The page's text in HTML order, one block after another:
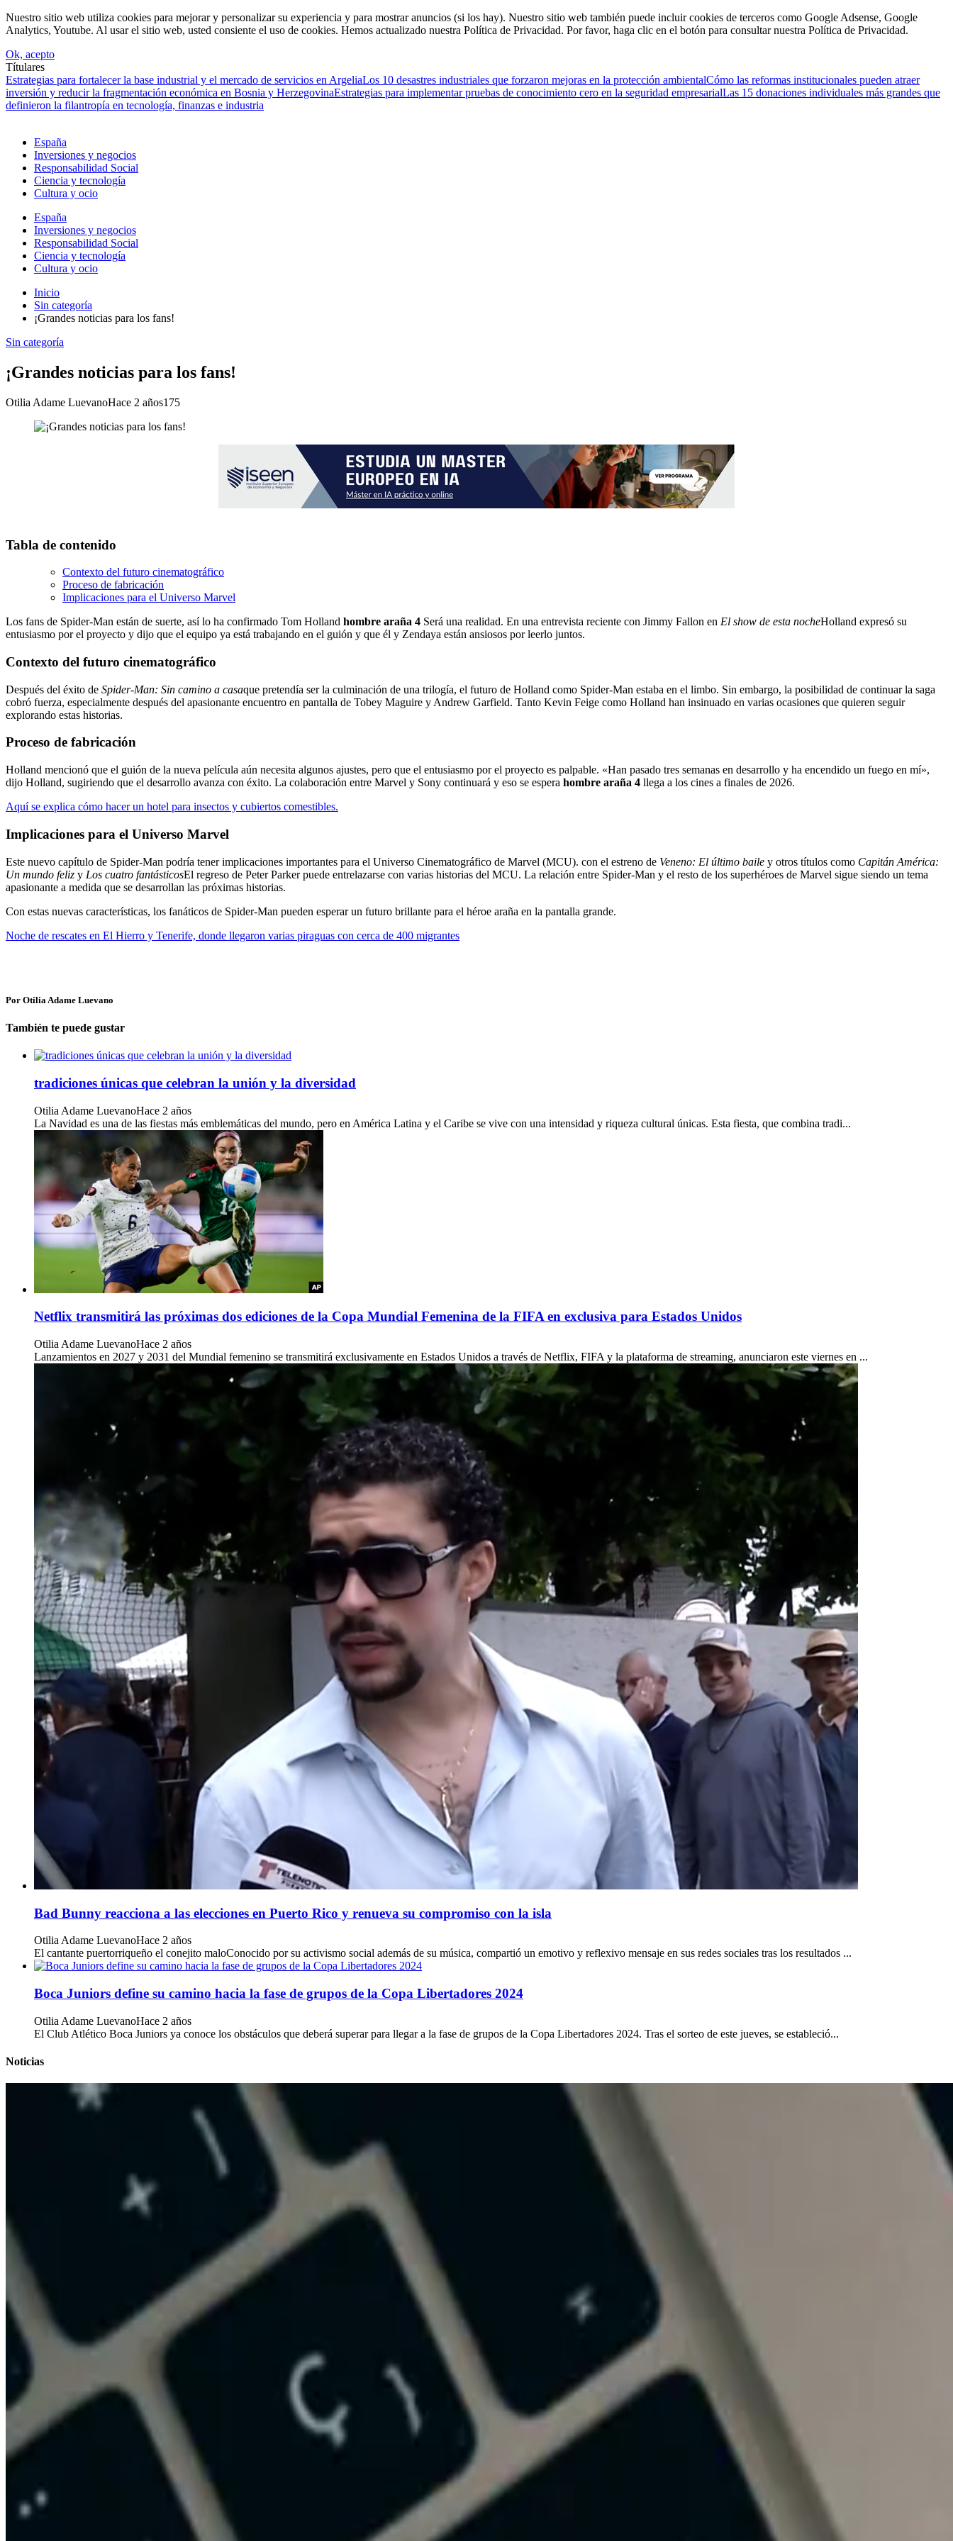
Nuestro sitio web utiliza cookies para mejorar y personalizar su experiencia y para mostrar anuncios (si los hay). Nuestro sitio web también puede incluir cookies de terceros como Google Adsense, Google
Analytics, Youtube. Al usar el sitio web, usted consiente el uso de cookies. Hemos actualizado nuestra Política de Privacidad. Por favor, haga clic en el botón para consultar nuestra Política de Privacidad.
Ok, acepto
Títulares
Estrategias para fortalecer la base industrial y el mercado de servicios en ArgeliaLos 10 desastres industriales que forzaron mejoras en la protección ambientalCómo las reformas institucionales pueden atraer
inversión y reducir la fragmentación económica en Bosnia y HerzegovinaEstrategias para implementar pruebas de conocimiento cero en la seguridad empresarialLas 15 donaciones individuales más grandes que
definieron la filantropía en tecnología, finanzas e industria
España
Inversiones y negocios
Responsabilidad Social
Ciencia y tecnología
Cultura y ocio
España
Inversiones y negocios
Responsabilidad Social
Ciencia y tecnología
Cultura y ocio
Inicio
Sin categoría
¡Grandes noticias para los fans!
Sin categoría
¡Grandes noticias para los fans!
Otilia Adame LuevanoHace 2 años175
Tabla de contenido
Contexto del futuro cinematográfico
Proceso de fabricación
Implicaciones para el Universo Marvel
Los fans de Spider-Man están de suerte, así lo ha confirmado Tom Holland hombre araña 4 Será una realidad. En una entrevista reciente con Jimmy Fallon en El show de esta nocheHolland expresó su
entusiasmo por el proyecto y dijo que el equipo ya está trabajando en el guión y que él y Zendaya están ansiosos por leerlo juntos.
Contexto del futuro cinematográfico
Después del éxito de Spider-Man: Sin camino a casaque pretendía ser la culminación de una trilogía, el futuro de Holland como Spider-Man estaba en el limbo. Sin embargo, la posibilidad de continuar la saga
cobró fuerza, especialmente después del apasionante encuentro en pantalla de Tobey Maguire y Andrew Garfield. Tanto Kevin Feige como Holland han insinuado en varias ocasiones que quieren seguir
explorando estas historias.
Proceso de fabricación
Holland mencionó que el guión de la nueva película aún necesita algunos ajustes, pero que el entusiasmo por el proyecto es palpable. «Han pasado tres semanas en desarrollo y ha encendido un fuego en mí»,
dijo Holland, sugiriendo que el desarrollo avanza con éxito. La colaboración entre Marvel y Sony continuará y eso se espera hombre araña 4 llega a los cines a finales de 2026.
Aquí se explica cómo hacer un hotel para insectos y cubiertos comestibles.
Implicaciones para el Universo Marvel
Este nuevo capítulo de Spider-Man podría tener implicaciones importantes para el Universo Cinematográfico de Marvel (MCU). con el estreno de Veneno: El último baile y otros títulos como Capitán América:
Un mundo feliz y Los cuatro fantásticosEl regreso de Peter Parker puede entrelazarse con varias historias del MCU. La relación entre Spider-Man y el resto de los superhéroes de Marvel sigue siendo un tema
apasionante a medida que se desarrollan las próximas historias.
Con estas nuevas características, los fanáticos de Spider-Man pueden esperar un futuro brillante para el héroe araña en la pantalla grande.
Noche de rescates en El Hierro y Tenerife, donde llegaron varias piraguas con cerca de 400 migrantes
Por Otilia Adame Luevano
También te puede gustar
tradiciones únicas que celebran la unión y la diversidad
Otilia Adame LuevanoHace 2 años
La Navidad es una de las fiestas más emblemáticas del mundo, pero en América Latina y el Caribe se vive con una intensidad y riqueza cultural únicas. Esta fiesta, que combina tradi...
Netflix transmitirá las próximas dos ediciones de la Copa Mundial Femenina de la FIFA en exclusiva para Estados Unidos
Otilia Adame LuevanoHace 2 años
Lanzamientos en 2027 y 2031 del Mundial femenino se transmitirá exclusivamente en Estados Unidos a través de Netflix, FIFA y la plataforma de streaming, anunciaron este viernes en ...
Bad Bunny reacciona a las elecciones en Puerto Rico y renueva su compromiso con la isla
Otilia Adame LuevanoHace 2 años
El cantante puertorriqueño el conejito maloConocido por su activismo social además de su música, compartió un emotivo y reflexivo mensaje en sus redes sociales tras los resultados ...
Boca Juniors define su camino hacia la fase de grupos de la Copa Libertadores 2024
Otilia Adame LuevanoHace 2 años
El Club Atlético Boca Juniors ya conoce los obstáculos que deberá superar para llegar a la fase de grupos de la Copa Libertadores 2024. Tras el sorteo de este jueves, se estableció...
Noticias